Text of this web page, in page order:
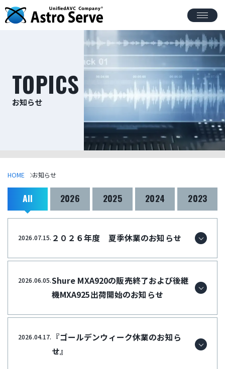
TOPICS
お知らせ
HOME お知らせ
All 2026 2025 2024 2023
2026.07.15. ２０２６年度 夏季休業のお知らせ
2026.06.05.Shure MXA920の販売終了および後継
機MXA925出荷開始のお知らせ
2026.04.17.
『ゴールデンウィーク休業のお知ら
せ』